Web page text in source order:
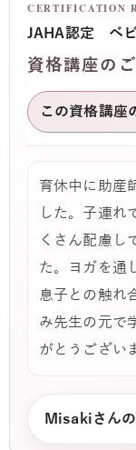
CERTIFICATION
JAHA認定 ベ
資格講座の
この資格講座
育休中に助産
した。子連れ
くさん配慮し
た。ヨガを通
息子との触れ
み先生の元で
がとうござい
Misakiさん